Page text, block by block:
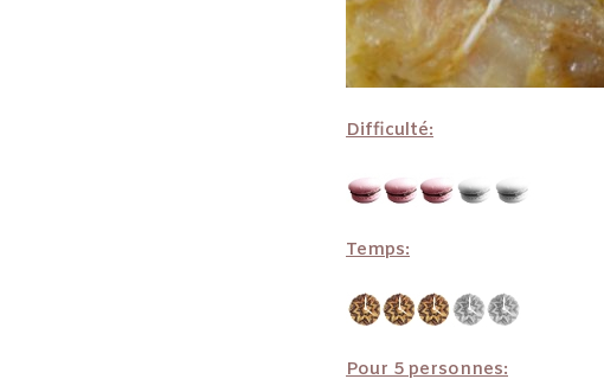
Difficulté:
Temps:
Pour 5 personnes: